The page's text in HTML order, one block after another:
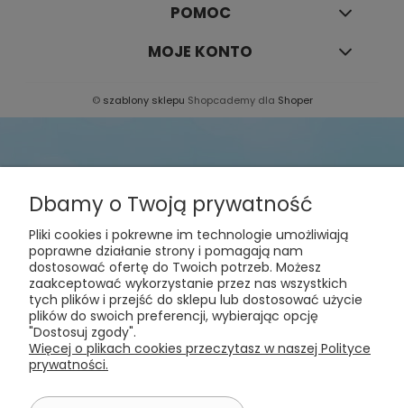
POMOC
MOJE KONTO
© szablony sklepu Shopcademy dla Shoper
Sprawdź nasze
bestsellery!
sprawdzam
Dbamy o Twoją prywatność
Pliki cookies i pokrewne im technologie umożliwiają
poprawne działanie strony i pomagają nam
dostosować ofertę do Twoich potrzeb. Możesz
zaakceptować wykorzystanie przez nas wszystkich
tych plików i przejść do sklepu lub dostosować użycie
plików do swoich preferencji, wybierając opcję
"Dostosuj zgody".
Więcej o plikach cookies przeczytasz w naszej Polityce
prywatności.